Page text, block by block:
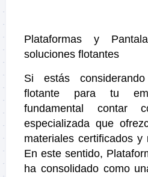
Plataformas y
soluciones flotantes
Si estás
flotante para tu
fundamental contar
especializada que
materiales certificados y
En este sentido,
ha consolidado como